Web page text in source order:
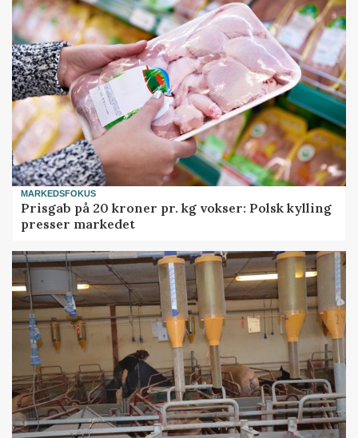
MARKEDSFOKUS
Prisgab på 20 kroner pr. kg vokser: Polsk kylling
presser markedet